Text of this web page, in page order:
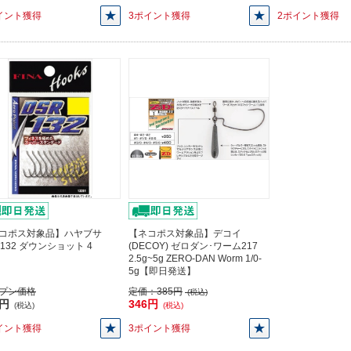
ント獲得 3ポイント獲得 2ポイント獲得
コポス対象品】ハヤブサ
ダウンショット 4
ン価格
(税込)
ント獲得
【ネコポス対象品】デコイ
(DECOY) ゼロダン･ワーム217
2.5g~5g ZERO-DAN Worm 1/0-
5g【即日発送】
定価：385円 (税込)
346円 (税込)
3ポイント獲得